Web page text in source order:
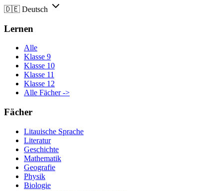
🇩🇪 Deutsch
Lernen
Alle
Klasse 9
Klasse 10
Klasse 11
Klasse 12
Alle Fächer ->
Fächer
Litauische Sprache
Literatur
Geschichte
Mathematik
Geografie
Physik
Biologie